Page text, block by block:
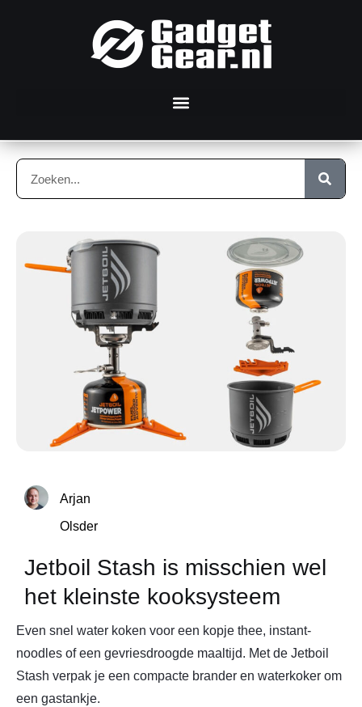
Arjan
Olsder
Jetboil Stash is misschien wel
het kleinste kooksysteem
Even snel water koken voor een kopje thee, instant-
noodles of een gevriesdroogde maaltijd. Met de Jetboil
Stash verpak je een compacte brander en waterkoker om
een gastankje.